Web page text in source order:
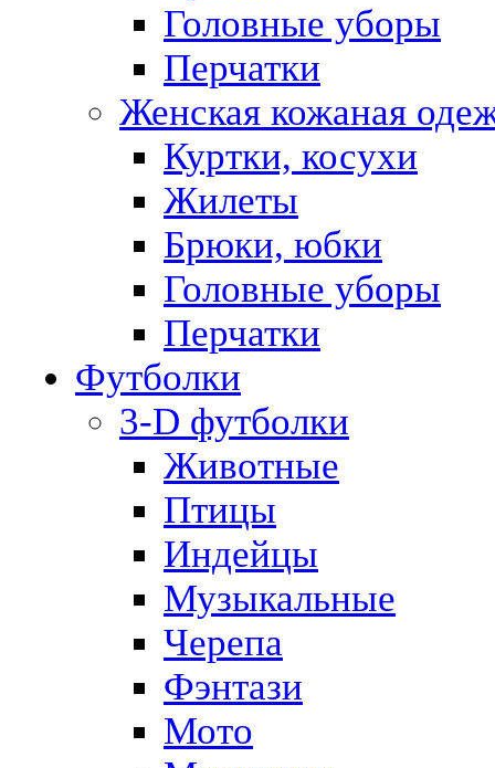
Головные уборы
Перчатки
Женская кожаная
Куртки, косухи
Жилеты
Брюки, юбки
Головные уборы
Перчатки
Футболки
3-D футболки
Животные
Птицы
Индейцы
Музыкальные
Черепа
Фэнтази
Мото